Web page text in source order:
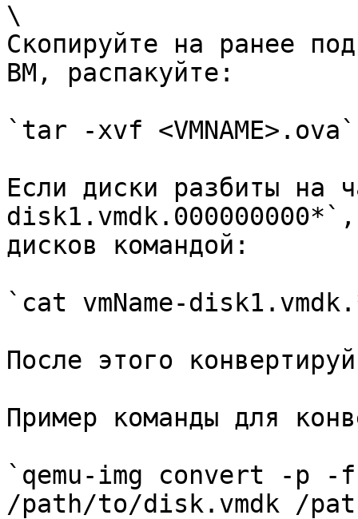
\
Скопируйте на ранее
ВМ, распакуйте:
`tar -xvf <VMNAME>.ova`
Если диски разбиты на
дисков командой:
`cat vmName-
После этого
Пример команды для
`qemu-img convert -p -f
/path/to/disk.vmdk /